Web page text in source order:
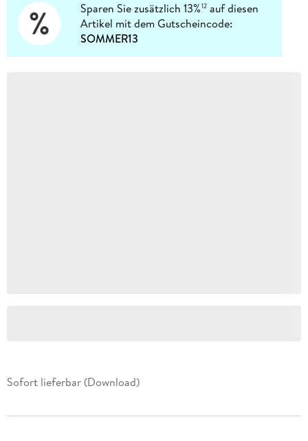
Sparen Sie zusätzlich 13%12 auf diesen
Artikel mit dem Gutscheincode:
SOMMER13
Sofort lieferbar (Download)